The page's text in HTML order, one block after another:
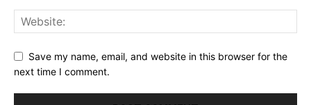
Save my name, email, and website in this browser for the
next time I comment.